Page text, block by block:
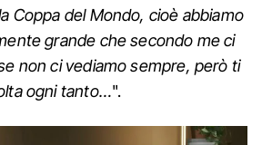
Coppa del Mondo, cioè abbiamo
grande che secondo me ci
non ci vediamo sempre, però ti
ogni tanto…".